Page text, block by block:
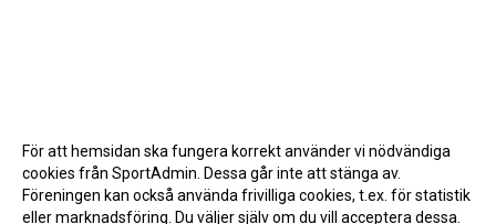
För att hemsidan ska fungera korrekt använder vi nödvändiga
cookies från SportAdmin. Dessa går inte att stänga av.
Föreningen kan också använda frivilliga cookies, t.ex. för statistik
eller marknadsföring. Du väljer själv om du vill acceptera dessa.